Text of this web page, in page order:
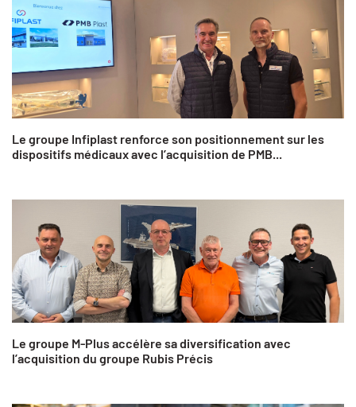
Le groupe Infiplast renforce son positionnement sur les
dispositifs médicaux avec l’acquisition de PMB...
Le groupe M-Plus accélère sa diversification avec
l’acquisition du groupe Rubis Précis